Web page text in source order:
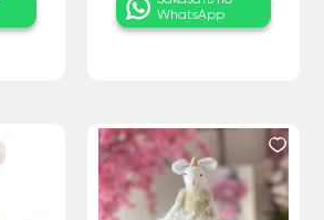
WhatsApp